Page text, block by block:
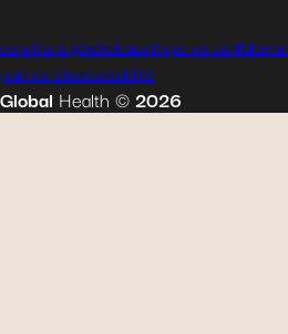
Global Health ©2026
conditions généralespolitique de
plan de siteaccessibilité